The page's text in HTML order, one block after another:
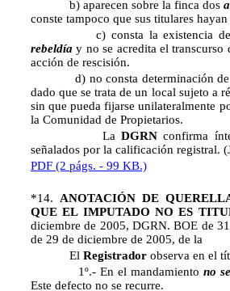
b) aparecen sobre la finca dos
conste tampoco que sus titulares
c) consta la existencia de
rebeldía y no se acredita el
acción de rescisión.
d) no consta determinación de
dado que se trata de un local sujeto a
sin que pueda fijarse unilateralmente
la Comunidad de Propietarios.
LaDGRN confirma
señalados por la calificación registral.
PDF (2 págs. - 99 KB.)
*14. ANOTACIÓN DE
QUE EL IMPUTADO NO ES
diciembre de 2005, DGRN. BOE de
de 29 de diciembre de 2005, de la
El Registrador observa en el
1º.- En el mandamientono
Este defecto no se recurre.